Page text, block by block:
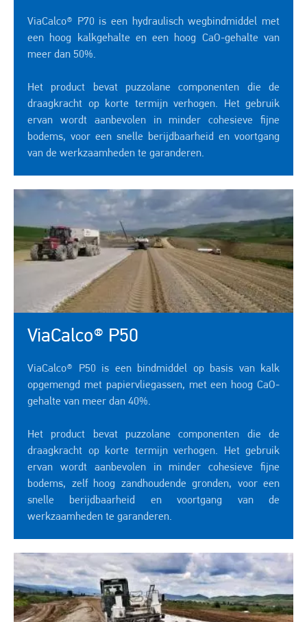
ViaCalco® P70 is een hydraulisch wegbindmiddel met
een hoog kalkgehalte en een hoog CaO-gehalte van
meer dan 50%.
Het product bevat puzzolane componenten die de
draagkracht op korte termijn verhogen. Het gebruik
ervan wordt aanbevolen in minder cohesieve fijne
bodems, voor een snelle berijdbaarheid en voortgang
van de werkzaamheden te garanderen.
ViaCalco® P50
ViaCalco® P50 is een bindmiddel op basis van kalk
opgemengd met papiervliegassen, met een hoog CaO-
gehalte van meer dan 40%.
Het product bevat puzzolane componenten die de
draagkracht op korte termijn verhogen. Het gebruik
ervan wordt aanbevolen in minder cohesieve fijne
bodems, zelf hoog zandhoudende gronden, voor een
snelle berijdbaarheid en voortgang van de
werkzaamheden te garanderen.